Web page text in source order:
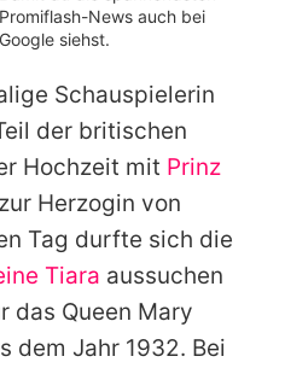
Richtlinien
Promiflash-News auch bei
Google siehst.
Schauspielerin
der britischen
Hochzeit mit Prinz
Herzogin von
Tag durfte sich die
Tiara aussuchen
das Queen Mary
dem Jahr 1932. Bei